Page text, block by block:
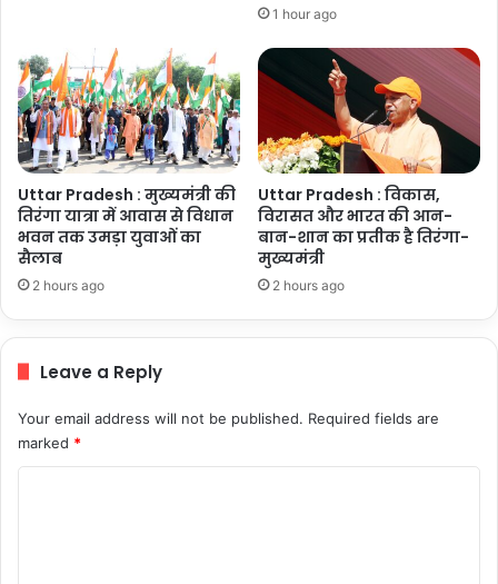
1 hour ago
Uttar Pradesh : मुख्यमंत्री की
तिरंगा यात्रा में आवास से विधान
भवन तक उमड़ा युवाओं का
सैलाब
2 hours ago
Uttar Pradesh : विकास,
विरासत और भारत की आन-
बान-शान का प्रतीक है तिरंगा-
मुख्यमंत्री
2 hours ago
Leave a Reply
Your email address will not be published. Required fields are
marked *